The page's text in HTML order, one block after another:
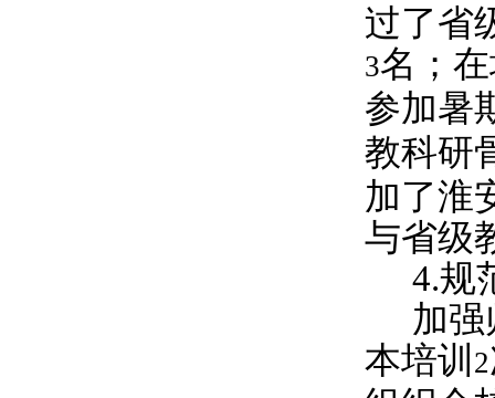
过了省
3名；
参加暑
教科研
加了淮
与省级
4.规
加
本培训 2